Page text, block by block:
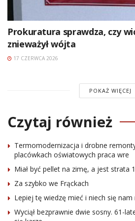
Prokuratura sprawdza, czy
znieważył wójta
17 CZERWCA 2026
POKAŻ WIĘCEJ
Czytaj również
Termomodernizacja i drobne
placówkach oświatowych praca wre
Miał być pellet na zimę, a jest strata
Za szybko we Frąckach
Lepiej tę wiedzę mieć i niech się
Wyciął bezprawnie dwie sosny. 61-